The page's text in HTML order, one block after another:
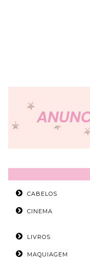
CABELOS
CINEMA
LIVROS
MAQUIAGEM